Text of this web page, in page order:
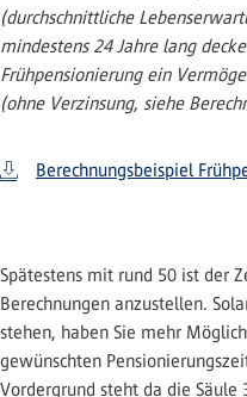
(durchschnittliche
mindestens 24 Jahre lang
Frühpensionierung ein
(ohne Verzinsung, siehe
Berechnungsbeispiel
Spätestens mit rund 50 ist der
Berechnungen anzustellen.
stehen, haben Sie mehr
gewünschten
Vordergrund steht da die Säule